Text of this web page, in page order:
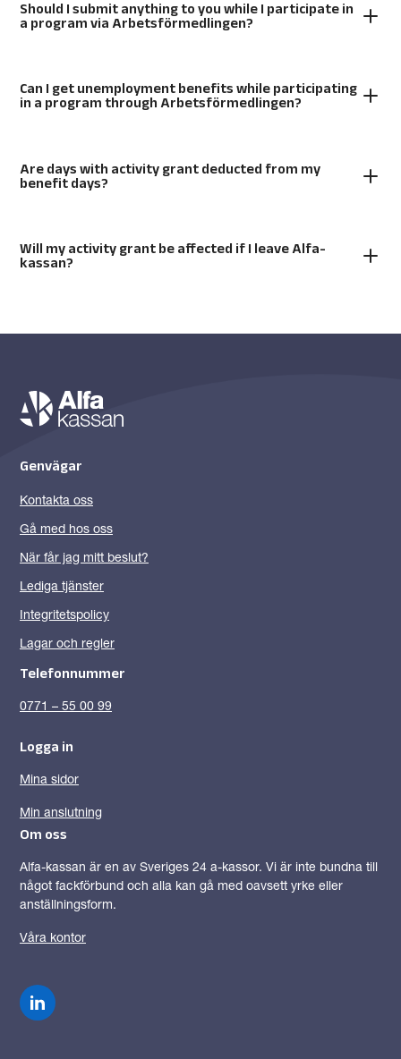
Should I submit anything to you while I participate in
a program via Arbetsförmedlingen?
Can I get unemployment benefits while participating
in a program through Arbetsförmedlingen?
Are days with activity grant deducted from my
benefit days?
Will my activity grant be affected if I leave Alfa-
kassan?
Genvägar
Kontakta oss
Gå med hos oss
När får jag mitt beslut?
Lediga tjänster
Integritetspolicy
Lagar och regler
Telefonnummer
0771 – 55 00 99
Logga in
Mina sidor
Min anslutning
Om oss
Alfa-kassan är en av Sveriges 24 a-kassor. Vi är inte bundna till
något fackförbund och alla kan gå med oavsett yrke eller
anställningsform.
Våra kontor